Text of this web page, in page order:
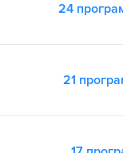
24
21